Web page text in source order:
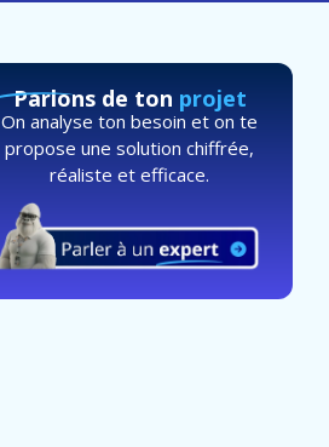
Parlons de ton projet
On analyse ton besoin et on te
propose une solution chiffrée,
réaliste et efficace.